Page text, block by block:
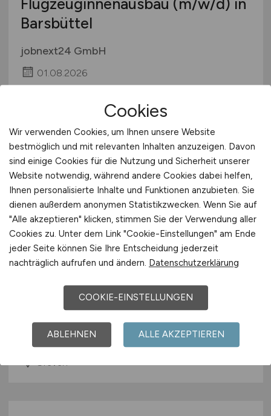
Flugzeuginnenausbau (m/w/d) in
Barsbüttel
jobnext24 GmbH
01.08.2026
Flughafenmitarbeiter(m/w/d)
mit Feuerwehrerfahrung für
Gepäck- und
Flugzeugabfertigung
FMO Flughafen Münster/Osnabrück GmbH
27.07.2026
Cookies
Wir verwenden Cookies, um Ihnen unsere Website
bestmöglich und mit relevanten Inhalten anzuzeigen. Davon
sind einige Cookies für die Nutzung und Sicherheit unserer
Website notwendig, während andere Cookies dabei helfen,
Ihnen personalisierte Inhalte und Funktionen anzubieten. Sie
dienen außerdem anonymen Statistikzwecken. Wenn Sie auf
"Alle akzeptieren" klicken, stimmen Sie der Verwendung aller
Cookies zu. Unter dem Link "Cookie-Einstellungen" am Ende
jeder Seite können Sie Ihre Entscheidung jederzeit
nachträglich aufrufen und ändern. Datenschutzerklärung
COOKIE-EINSTELLUNGEN
ABLEHNEN ALLE AKZEPTIEREN